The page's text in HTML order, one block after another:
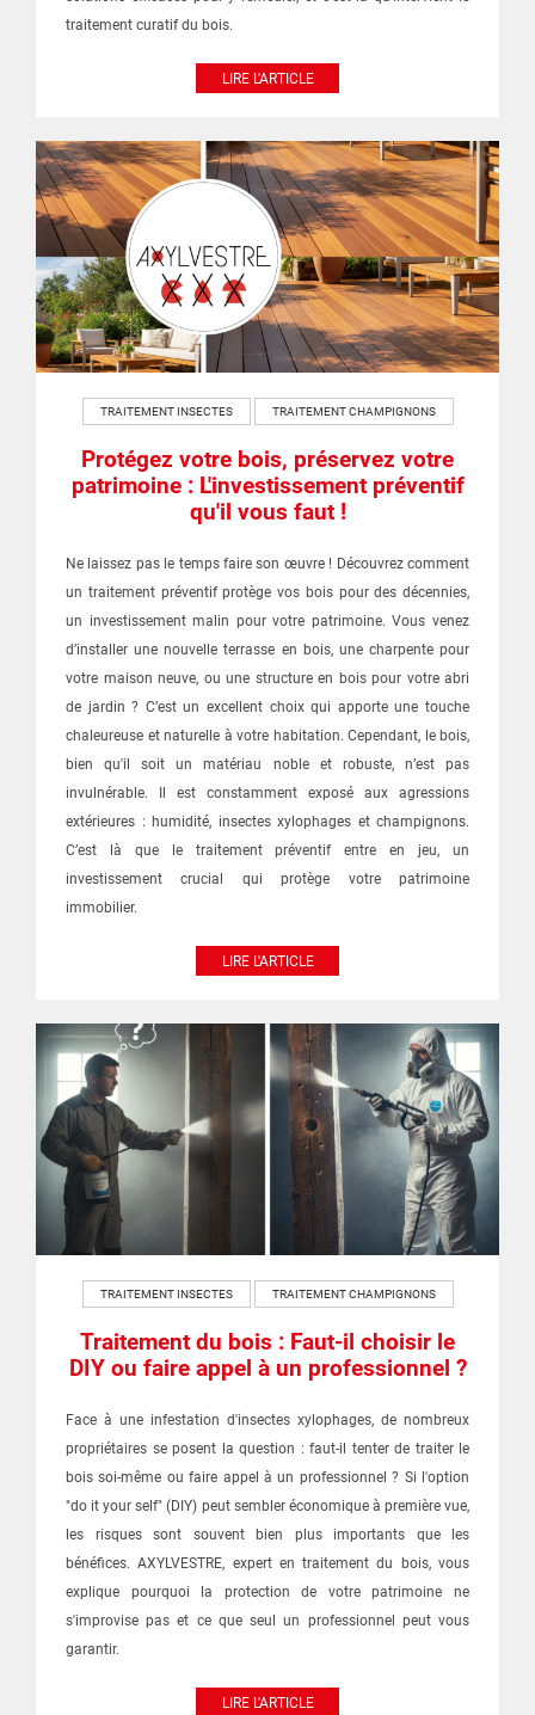
traitement curatif du bois.
LIRE L'ARTICLE
TRAITEMENT INSECTES TRAITEMENT CHAMPIGNONS
Protégez votre bois, préservez votre
patrimoine : L'investissement préventif
qu'il vous faut !
Ne laissez pas le temps faire son œuvre ! Découvrez comment
un traitement préventif protège vos bois pour des décennies,
un investissement malin pour votre patrimoine. Vous venez
d’installer une nouvelle terrasse en bois, une charpente pour
votre maison neuve, ou une structure en bois pour votre abri
de jardin ? C’est un excellent choix qui apporte une touche
chaleureuse et naturelle à votre habitation. Cependant, le bois,
bien qu'il soit un matériau noble et robuste, n’est pas
invulnérable. Il est constamment exposé aux agressions
extérieures : humidité, insectes xylophages et champignons.
C’est là que le traitement préventif entre en jeu, un
investissement crucial qui protège votre patrimoine
immobilier.
LIRE L'ARTICLE
TRAITEMENT INSECTES TRAITEMENT CHAMPIGNONS
Traitement du bois : Faut-il choisir le
DIY ou faire appel à un professionnel ?
Face à une infestation d'insectes xylophages, de nombreux
propriétaires se posent la question : faut-il tenter de traiter le
bois soi-même ou faire appel à un professionnel ? Si l'option
"do it your self" (DIY) peut sembler économique à première vue,
les risques sont souvent bien plus importants que les
bénéfices. AXYLVESTRE, expert en traitement du bois, vous
explique pourquoi la protection de votre patrimoine ne
s'improvise pas et ce que seul un professionnel peut vous
garantir.
LIRE L'ARTICLE